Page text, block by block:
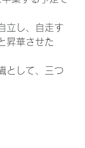
立し、自走す
昇華させた
として、三つ